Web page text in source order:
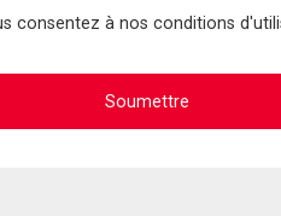
consentez à nos conditions